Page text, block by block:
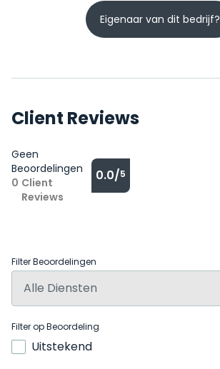
Eigenaar van dit bedrijf?
Client Reviews
Geen
Beoordelingen
0 Client
Reviews
0.0/5
Filter Beoordelingen
Filter op Beoordeling
Uitstekend